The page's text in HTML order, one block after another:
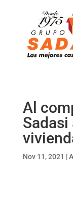
Al
Nov 11, 2021 |